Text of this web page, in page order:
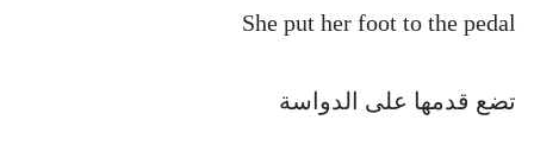
She put her foot to the pedal
تضع قدمها على الدواسة